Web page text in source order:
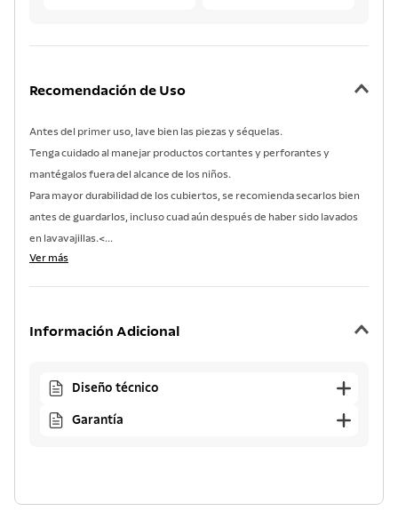
Recomendación de Uso
Antes del primer uso, lave bien las piezas y séquelas.
Tenga cuidado al manejar productos cortantes y perforantes y
mantégalos fuera del alcance de los niños.
Para mayor durabilidad de los cubiertos, se recomienda secarlos bien
antes de guardarlos, incluso cuad aún después de haber sido lavados
en lavavajillas.<...
Ver más
Información Adicional
Diseño técnico
Garantía